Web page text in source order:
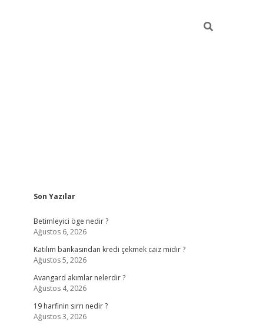
Sidebar
Son Yazılar
Betimleyici öge nedir ?
Ağustos 6, 2026
Katılım bankasından kredi çekmek caiz midir ?
Ağustos 5, 2026
Avangard akımlar nelerdir ?
Ağustos 4, 2026
19 harfinin sırrı nedir ?
Ağustos 3, 2026